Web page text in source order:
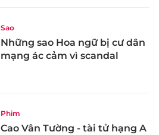
Sao
Những sao Hoa ngữ bị cư dân
mạng ác cảm vì scandal
Phim
Cao Vân Tường - tài tử hạng A